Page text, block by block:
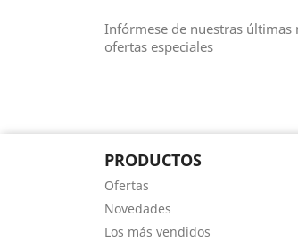
Infórmese de nuestras últimas
ofertas especiales
PRODUCTOS
Ofertas
Novedades
Los más vendidos